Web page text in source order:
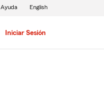
Iniciar Sesión
Ayuda English